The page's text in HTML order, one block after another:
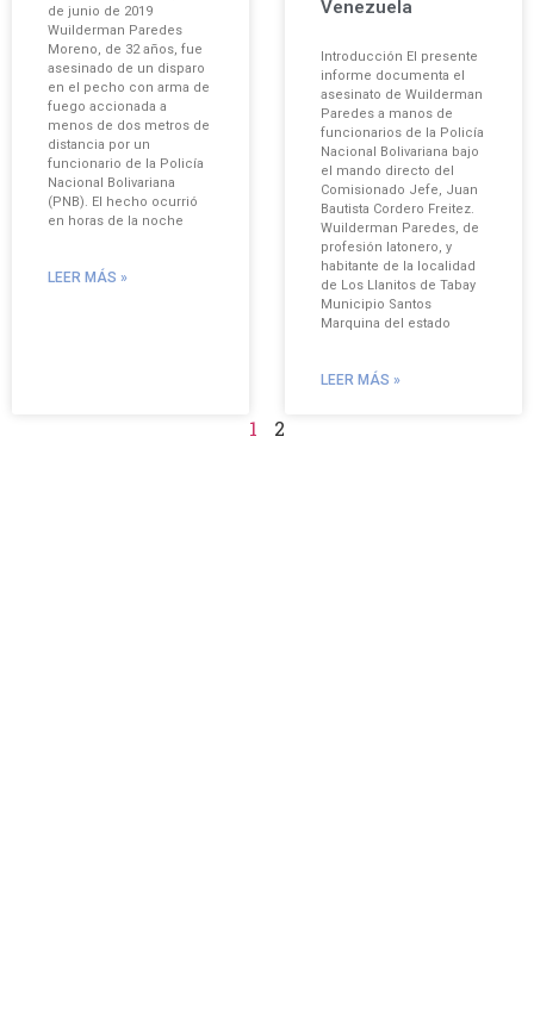
de junio de 2019
Wuilderman Paredes
Moreno, de 32 años, fue
asesinado de un disparo
en el pecho con arma de
fuego accionada a
menos de dos metros de
distancia por un
funcionario de la Policía
Nacional Bolivariana
(PNB). El hecho ocurrió
en horas de la noche
LEER MÁS »
Venezuela
Introducción El presente
informe documenta el
asesinato de Wuilderman
Paredes a manos de
funcionarios de la Policía
Nacional Bolivariana bajo
el mando directo del
Comisionado Jefe, Juan
Bautista Cordero Freitez.
Wuilderman Paredes, de
profesión latonero, y
habitante de la localidad
de Los Llanitos de Tabay
Municipio Santos
Marquina del estado
LEER MÁS »
1 2